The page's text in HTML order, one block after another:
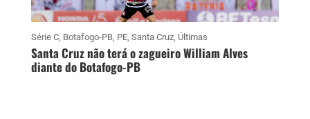
Série C, Botafogo-PB, PE, Santa Cruz, Últimas
Santa Cruz não terá o zagueiro William Alves
diante do Botafogo-PB